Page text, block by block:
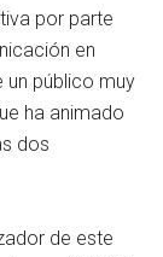
por parte
en
un público muy
ha animado
dos
de este